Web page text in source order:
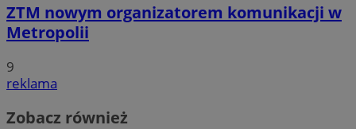
ZTM nowym organizatorem komunikacji w
Metropolii
9
reklama
Zobacz również